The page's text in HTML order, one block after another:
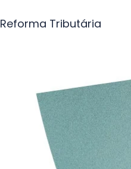
Reforma Tributária